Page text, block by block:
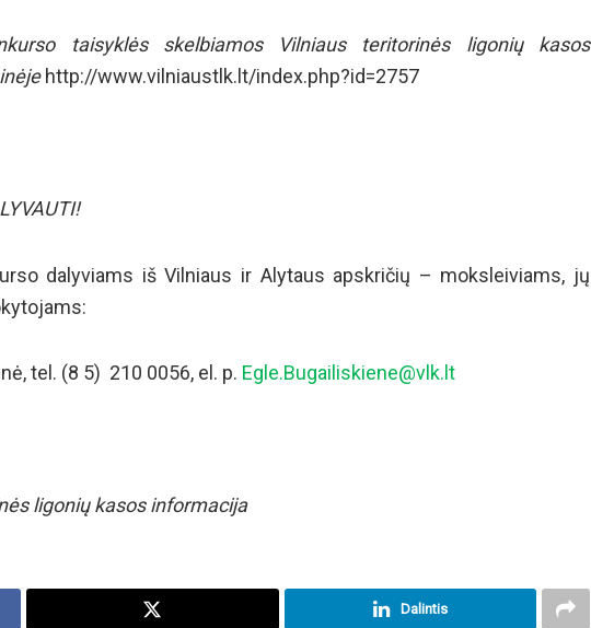
taisyklės skelbiamos Vilniaus teritorinės ligonių kasos
http://www.vilniaustlk.lt/index.php?id=2757
dalyviams iš Vilniaus ir Alytaus apskričių – moksleiviams, jų
tel. (8 5) 210 0056, el. p. Egle.Bugailiskiene@vlk.lt
ligonių kasos informacija
Dalintis